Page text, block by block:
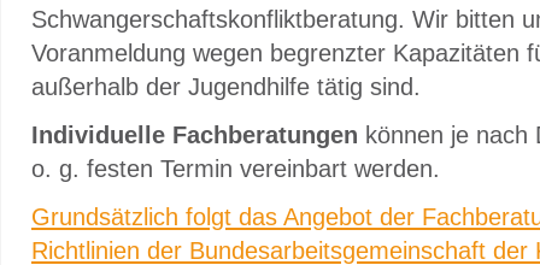
Schwangerschaftskonfliktberatung. Wir bitten
Voranmeldung wegen begrenzter Kapazitäten
außerhalb der Jugendhilfe tätig sind.
Individuelle Fachberatungen können je nach
o. g. festen Termin vereinbart werden.
Grundsätzlich folgt das Angebot der
Richtlinien der Bundesarbeitsgemeinschaft der